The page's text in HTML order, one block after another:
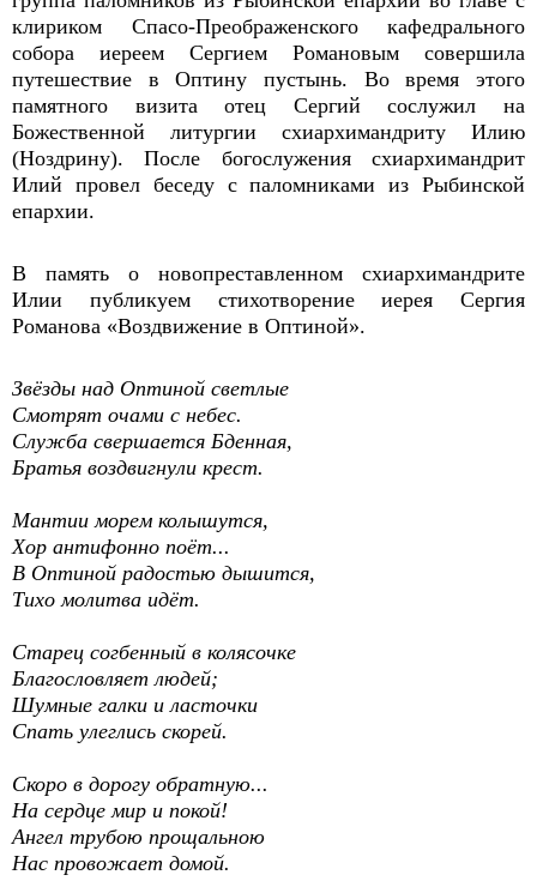
клириком Спасо-Преображенского кафедрального
собора иереем Сергием Романовым совершила
путешествие в Оптину пустынь. Во время этого
памятного визита отец Сергий сослужил на
Божественной литургии схиархимандриту Илию
(Ноздрину). После богослужения схиархимандрит
Илий провел беседу с паломниками из Рыбинской
епархии.
В память о новопреставленном схиархимандрите
Илии публикуем стихотворение иерея Сергия
Романова «Воздвижение в Оптиной».
Звёзды над Оптиной светлые
Смотрят очами с небес.
Служба свершается Бденная,
Братья воздвигнули крест.
Мантии морем колышутся,
Хор антифонно поёт...
В Оптиной радостью дышится,
Тихо молитва идёт.
Старец согбенный в колясочке
Благословляет людей;
Шумные галки и ласточки
Спать улеглись скорей.
Скоро в дорогу обратную...
На сердце мир и покой!
Ангел трубою прощальною
Нас провожает домой.